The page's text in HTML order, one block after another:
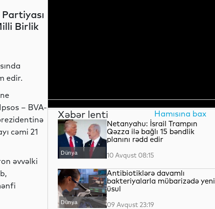
Birlik
edir.
– BVA-
cəmi 21
əvvəlki
Xəbər lenti Hamısına bax
Dünya
Netanyahu: İsrail Trampın
Qəzza ilə bağlı 15 bəndlik
planını rədd edir
10 Avqust 08:15
Dünya
Antibiotiklərə davamlı
bakteriyalarla mübarizədə yeni
üsul
09 Avqust 23:19